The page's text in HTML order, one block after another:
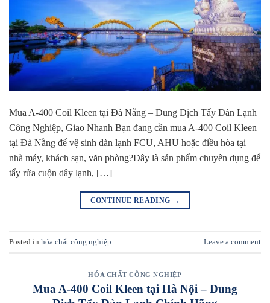
Mua A-400 Coil Kleen tại Đà Nẵng – Dung Dịch Tẩy Dàn Lạnh
Công Nghiệp, Giao Nhanh Bạn đang cần mua A-400 Coil Kleen
tại Đà Nẵng để vệ sinh dàn lạnh FCU, AHU hoặc điều hòa tại
nhà máy, khách sạn, văn phòng?Đây là sản phẩm chuyên dụng để
tẩy rửa cuộn dây lạnh, […]
CONTINUE READING →
Posted in hóa chất công nghiệp Leave a comment
HÓA CHẤT CÔNG NGHIỆP
Mua A-400 Coil Kleen tại Hà Nội – Dung